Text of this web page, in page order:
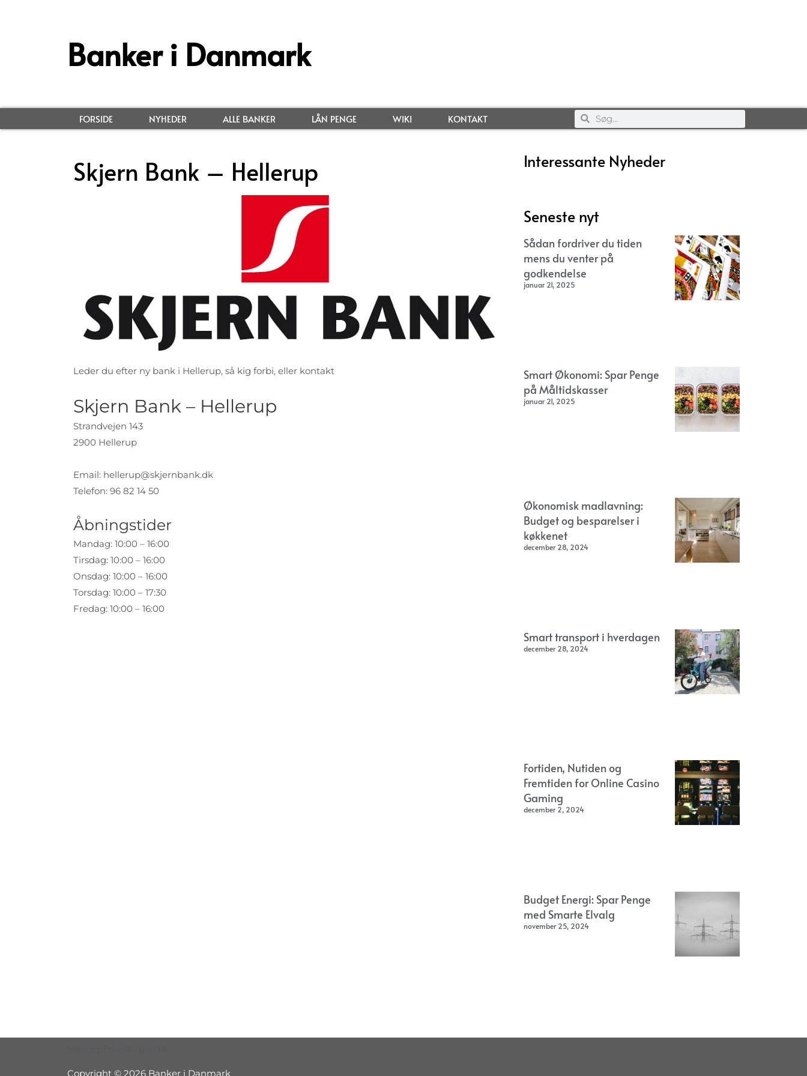
Banker i Danmark
FORSIDE NYHEDER ALLE BANKER LÅN PENGE WIKI KONTAKT
Skjern Bank – Hellerup
Leder du efter ny bank i Hellerup, så kig forbi, eller kontakt
Skjern Bank – Hellerup
Strandvejen 143
2900 Hellerup
Email: hellerup@skjernbank.dk
Telefon: 96 82 14 50
Åbningstider
Mandag: 10:00 – 16:00
Tirsdag: 10:00 – 16:00
Onsdag: 10:00 – 16:00
Torsdag: 10:00 – 17:30
Fredag: 10:00 – 16:00
Interessante Nyheder
Seneste nyt
Sådan fordriver du tiden
mens du venter på
godkendelse
januar 21, 2025
Smart Økonomi: Spar Penge
på Måltidskasser
januar 21, 2025
Økonomisk madlavning:
Budget og besparelser i
køkkenet
december 28, 2024
Smart transport i hverdagen
december 28, 2024
Fortiden, Nutiden og
Fremtiden for Online Casino
Gaming
december 2, 2024
Budget Energi: Spar Penge
med Smarte Elvalg
november 25, 2024
Copyright © 2026 Banker i Danmark